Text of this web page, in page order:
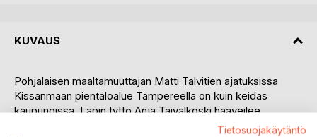
KUVAUS
Pohjalaisen maaltamuuttajan Matti Talvitien ajatuksissa
Kissanmaan pientaloalue Tampereella on kuin keidas
kaupungissa. Lapin tyttö Anja Taivalkoski haaveilee
sosiaalityöntekijän ammatista. Vietnamin sota jaTietosuojakäytäntö